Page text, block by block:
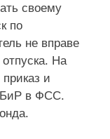
своему
по
не вправе
отпуска. На
и
БиР в ФСС.